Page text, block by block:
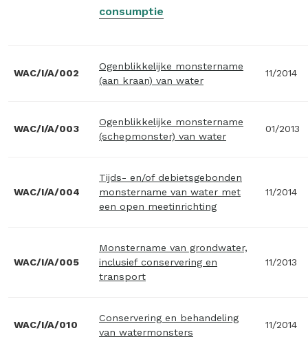
consumptie
WAC/I/A/002
Ogenblikkelijke monstername
(aan kraan) van water
11/2014
WAC/I/A/003
Ogenblikkelijke monstername
(schepmonster) van water
01/2013
WAC/I/A/004
Tijds- en/of debietsgebonden
monstername van water met
een open meetinrichting
11/2014
WAC/I/A/005
Monstername van grondwater,
inclusief conservering en
transport
11/2013
WAC/I/A/010
Conservering en behandeling
van watermonsters
11/2014